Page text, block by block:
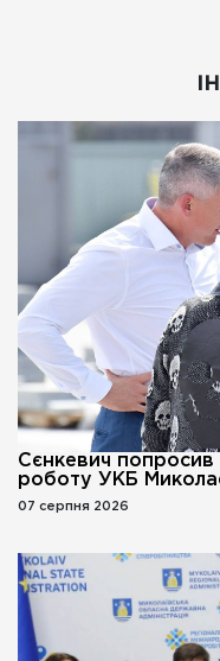
Сєнкевич попросив
роботу УКБ
07 серпня 2026